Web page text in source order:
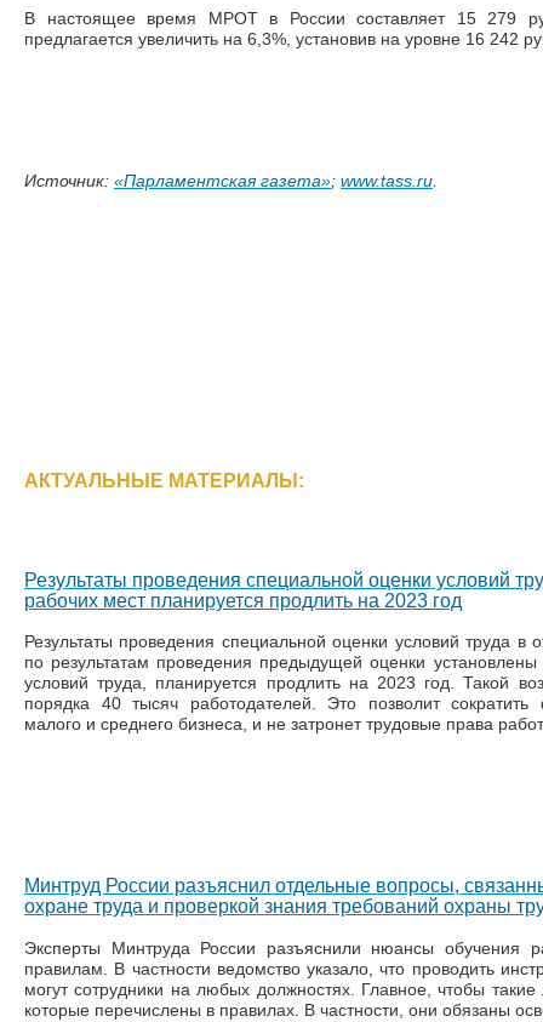
В настоящее время МРОТ в России составляет 15 279
предлагается увеличить на 6,3%, установив на уровне 16 242
Источник: «Парламентская газета»; www.tass.ru.
АКТУАЛЬНЫЕ МАТЕРИАЛЫ:
Результаты проведения специальной оценки условий
рабочих мест планируется продлить на 2023 год
Результаты проведения специальной оценки условий труда в
по результатам проведения предыдущей оценки
условий труда, планируется продлить на 2023 год. Такой
порядка 40 тысяч работодателей. Это позволит сократить
малого и среднего бизнеса, и не затронет трудовые права
Минтруд России разъяснил отдельные вопросы,
охране труда и проверкой знания требований охраны
Эксперты Минтруда России разъяснили нюансы обучения
правилам. В частности ведомство указало, что проводить
могут сотрудники на любых должностях. Главное, чтобы
которые перечислены в правилах. В частности, они обязаны